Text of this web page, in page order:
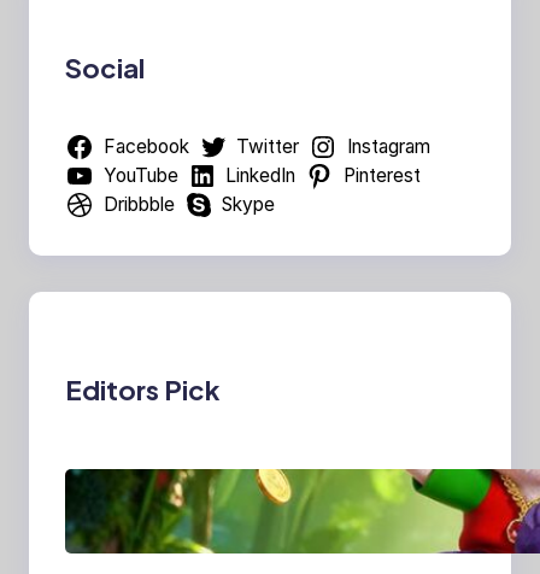
Social
Facebook Twitter
Instagram
YouTube
LinkedIn
Pinterest
Dribbble
Skype
Editors Pick
MajalahPotretIndones
ia: Menghidupkan
Cerita Lewat Lensa